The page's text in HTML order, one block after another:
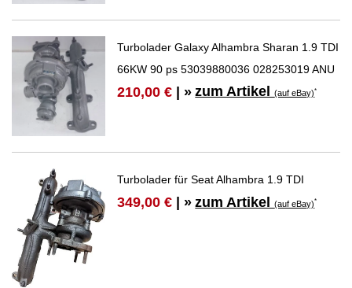
Turbolader Galaxy Alhambra Sharan 1.9 TDI
66KW 90 ps 53039880036 028253019 ANU
210,00 € | » zum Artikel(auf eBay)*
Turbolader für Seat Alhambra 1.9 TDI
349,00 € | » zum Artikel(auf eBay)*